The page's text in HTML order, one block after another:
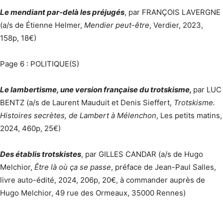
Le mendiant par-delà les préjugés, par FRANÇOIS LAVERGNE
(a/s de Étienne Helmer, Mendier peut-être, Verdier, 2023,
158p, 18€)
Page 6 : POLITIQUE(S)
Le lambertisme, une version française du trotskisme, par LUC
BENTZ (a/s de Laurent Mauduit et Denis Sieffert, Trotskisme.
Histoires secrètes, de Lambert à Mélenchon, Les petits matins,
2024, 460p, 25€)
Des établis trotskistes, par GILLES CANDAR (a/s de Hugo
Melchior, Être là où ça se passe, préface de Jean-Paul Salles,
livre auto-édité, 2024, 206p, 20€, à commander auprès de
Hugo Melchior, 49 rue des Ormeaux, 35000 Rennes)